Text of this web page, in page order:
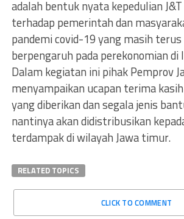
adalah bentuk nyata kepedulian
terhadap pemerintah dan
pandemi covid-19 yang masih
berpengaruh pada perekonomian di
Dalam kegiatan ini pihak Pemprov
menyampaikan ucapan terima
yang diberikan dan segala jenis
nantinya akan didistribusikan
terdampak di wilayah Jawa timur.
RELATED TOPICS
CLICK TO COMMENT